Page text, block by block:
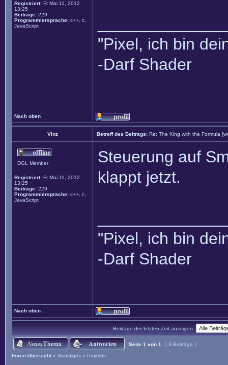
Registriert: Fr Mai 11, 2012
13:25
Beiträge: 229
Programmiersprache: c++, c,
JavaScript
"Pixel, ich bin
-Darf Shader
Nach oben
Vinz Betreff des Beitrags: Re: The King with the Formula
DGL Member
Registriert: Fr Mai 11, 2012
13:25
Beiträge: 229
Programmiersprache: c++, c,
JavaScript
Steuerung auf
klappt jetzt.
"Pixel, ich bin
-Darf Shader
Nach oben
Beiträge der letzten Zeit anzeigen:
Seite 1 von 1
[ 3 Beiträge ]
Foren-Übersicht » Sonstiges » Projekte